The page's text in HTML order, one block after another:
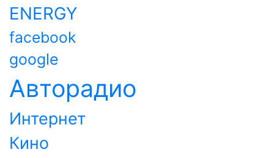
ENERGY
facebook
google
Авторадио
Интернет
Кино